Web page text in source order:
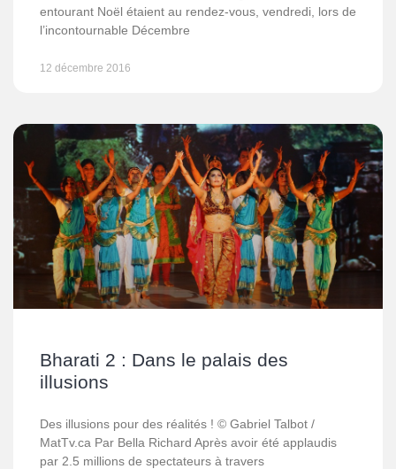
entourant Noël étaient au rendez-vous, vendredi, lors de
l’incontournable Décembre
12 décembre 2016
Bharati 2 : Dans le palais des
illusions
Des illusions pour des réalités ! © Gabriel Talbot /
MatTv.ca Par Bella Richard Après avoir été applaudis
par 2.5 millions de spectateurs à travers